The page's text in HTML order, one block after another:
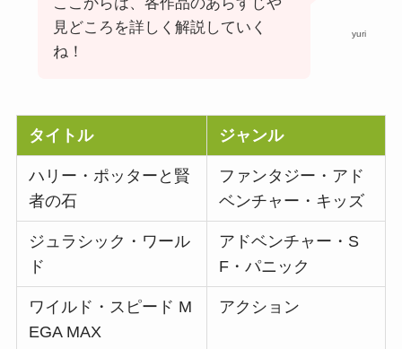
yuri
見どころを詳しく解説していく
ね！
タイトル ジャンル
ハリー・ポッターと賢
者の石
ファンタジー・アド
ベンチャー・キッズ
ジュラシック・ワール
ド
アドベンチャー・S
F・パニック
ワイルド・スピード M
EGA MAX
アクション